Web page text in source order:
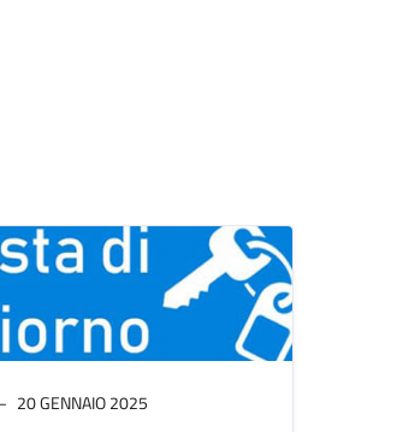
20 GENNAIO 2025